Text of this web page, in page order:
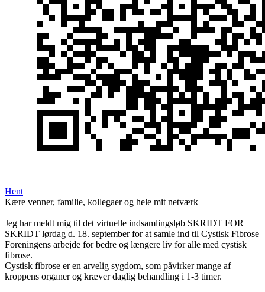
Hent
Kære venner, familie, kollegaer og hele mit netværk
Jeg har meldt mig til det virtuelle indsamlingsløb SKRIDT FOR
SKRIDT lørdag d. 18. september for at samle ind til Cystisk Fibrose
Foreningens arbejde for bedre og længere liv for alle med cystisk
fibrose.
Cystisk fibrose er en arvelig sygdom, som påvirker mange af
kroppens organer og kræver daglig behandling i 1-3 timer.